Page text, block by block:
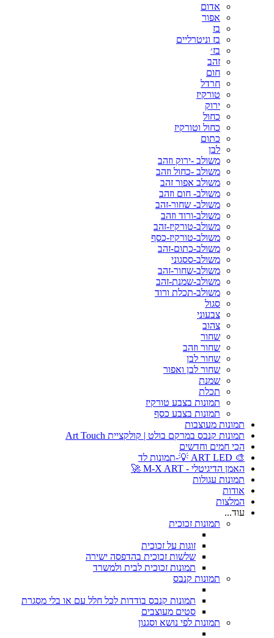
אדום
אפור
בז
בז וניטרליים
בז׳
זהב
חום
חרדל
טורקיז
ירוק
כחול
כחול וטורקיז
כתום
לבן
משולב -ירוק וזהב
משולב -כחול וזהב
משולב אפור זהב
משולב- חום וזהב
משולב- שחור-זהב
משולב-ורוד וזהב
משולב-טורקיז-זהב
משולב-טורקיז-כסף
משולב-כתום-זהב
משולב-ססגוני
משולב-שחור-זהב
משולב-שמנת-זהב
משולב-תכלת ורוד
סגול
צבעוני
צהוב
שחור
שחור וזהב
שחור לבן
שחור לבן ואפור
שמנת
תכלת
תמונות בצבע טורקיז
תמונות בצבע כסף
תמונות מעוצבות
תמונות קנבס במרקם בולט | קולקציית Art Touch
הכי חמים וחדשים
🎨 ART LED 💡-תמונות לד
האמן הדיגיטלי - M-X ART 🚀
תמונות עגולות
אודות
המלצות
עוד...
תמונות זכוכית
זוגות על זכוכית
שלשות זכוכית בהדפסה ישירה
תמונות זכוכית לבית ולמשרד
תמונות קנבס
תמונות קנבס בודדות לכל חלל עם או בלי מסגרת
סטים מעוצבים
תמונות לפי נושא וסגנון